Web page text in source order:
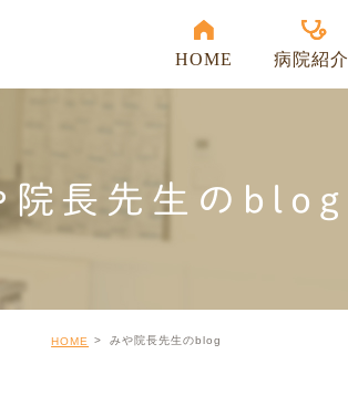
HOME 病院紹介
院長先生のblog
HOME みや院長先生のblog